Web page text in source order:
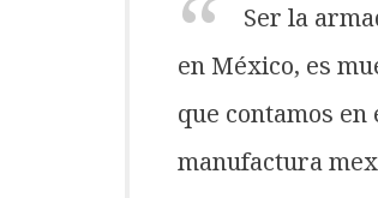
Ser la
en México, es
que contamos
manufactura